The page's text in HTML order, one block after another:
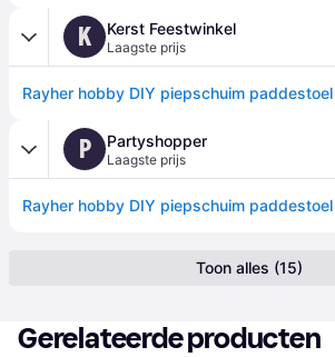
K Kerst Feestwinkel
Laagste prijs
P Partyshopper
Laagste prijs
Toon alles (15)
Gerelateerde producten